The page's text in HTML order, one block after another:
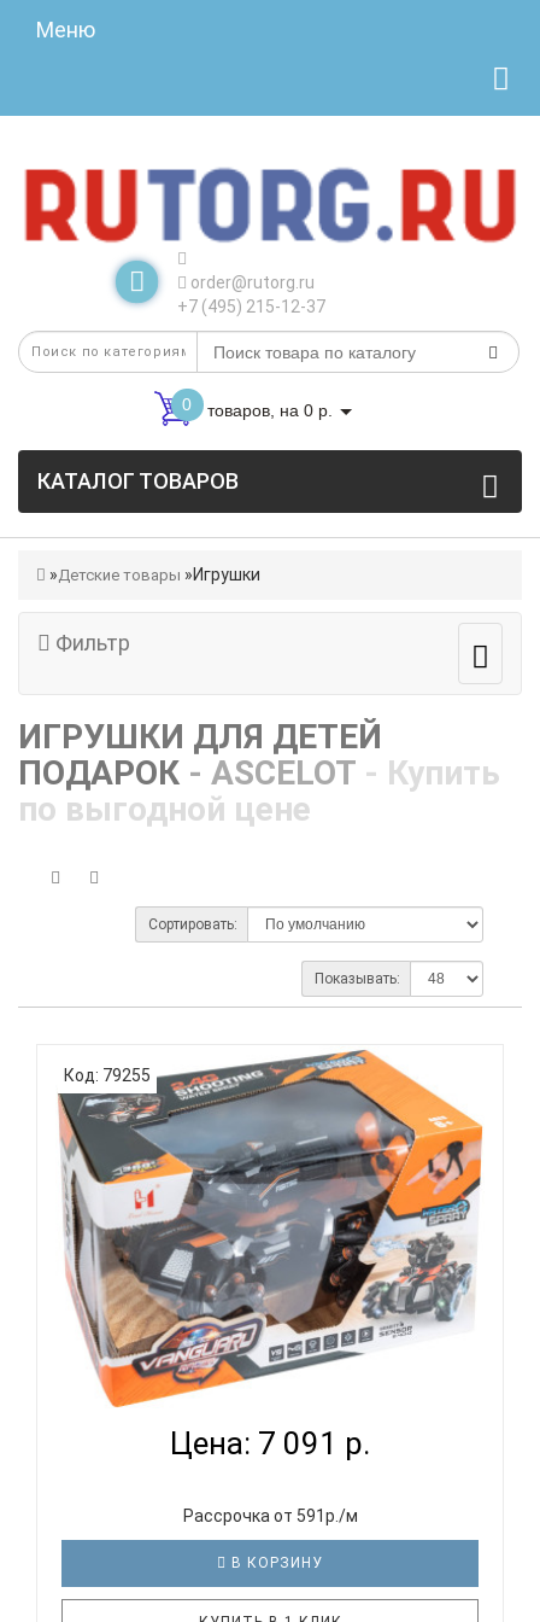
Меню
order@rutorg.ru
+7 (495) 215-12-37
0 товаров, на 0 р.
КАТАЛОГ ТОВАРОВ
Детские товары Игрушки
Фильтр
ИГРУШКИ ДЛЯ ДЕТЕЙ
ПОДАРОК - ASCELOT - Купить
по выгодной цене
Сортировать:
Показывать:
Код: 79255
МАШИНА СI 2009 С ВОЗМОЖНОСТЬЮ РАСПЫЛЕНИЯ
ВОДЫ НА П...
Цена: 7 091 р.
Рассрочка от 591р./м
В КОРЗИНУ